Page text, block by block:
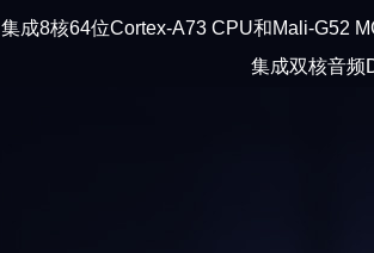
集成8核64位Cortex-A73 CPU和Mali-G52
集成双核音频